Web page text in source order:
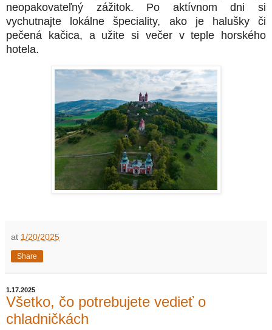
neopakovateľný zážitok. Po aktívnom dni si
vychutnajte lokálne špeciality, ako je halušky či
pečená kačica, a užite si večer v teple horského
hotela.
at 1/20/2025
Share
1.17.2025
Všetko, čo potrebujete vedieť o
chladničkách